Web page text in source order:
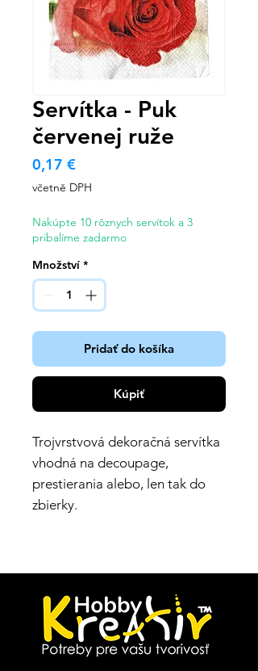
Servítka - Puk
červenej ruže
0,17 €Cena
včetně DPH
Nakúpte 10 rôznych servítok a 3
pribalíme zadarmo
Množství *
Pridať do košíka
Kúpiť
Trojvrstvová dekoračná servítka
vhodná na decoupage,
prestierania alebo, len tak do
zbierky.